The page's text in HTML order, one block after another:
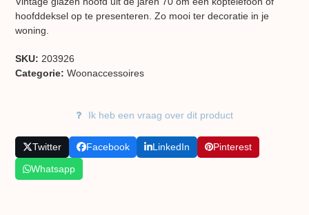
hoofddeksel op te presenteren. Zo mooi ter decoratie in je
woning.
SKU: 203926
Categorie:Woon​accessoires
Ik heb een vraag over dit product
Twitter Facebook LinkedIn
Pinterest
Whatsapp